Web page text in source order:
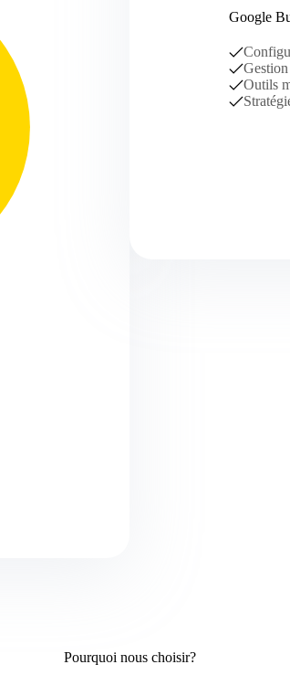
Google
Outils
Pourquoi nous choisir?